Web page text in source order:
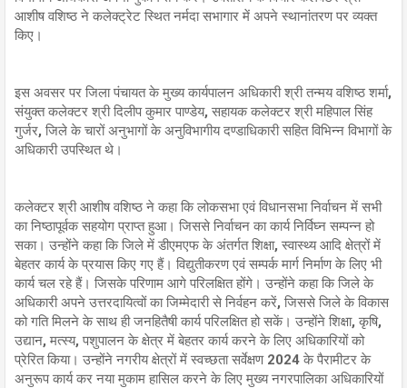
आशीष वशिष्ठ ने कलेक्ट्रेट स्थित नर्मदा सभागार में अपने स्थानांतरण पर व्यक्त
किए।
इस अवसर पर जिला पंचायत के मुख्य कार्यपालन अधिकारी श्री तन्मय वशिष्ठ शर्मा,
संयुक्त कलेक्टर श्री दिलीप कुमार पाण्डेय, सहायक कलेक्टर श्री महिपाल सिंह
गुर्जर, जिले के चारों अनुभागों के अनुविभागीय दण्डाधिकारी सहित विभिन्न विभागों के
अधिकारी उपस्थित थे।
कलेक्टर श्री आशीष वशिष्ठ ने कहा कि लोकसभा एवं विधानसभा निर्वाचन में सभी
का निष्ठापूर्वक सहयोग प्राप्त हुआ। जिससे निर्वाचन का कार्य निर्विघ्न सम्पन्न हो
सका। उन्होंने कहा कि जिले में डीएमएफ के अंतर्गत शिक्षा, स्वास्थ्य आदि क्षेत्रों में
बेहतर कार्य के प्रयास किए गए हैं। विद्युतीकरण एवं सम्पर्क मार्ग निर्माण के लिए भी
कार्य चल रहे हैं। जिसके परिणाम आगे परिलक्षित होंगे। उन्होंने कहा कि जिले के
अधिकारी अपने उत्तरदायित्वों का जिम्मेदारी से निर्वहन करें, जिससे जिले के विकास
को गति मिलने के साथ ही जनहितैषी कार्य परिलक्षित हो सकें। उन्होंने शिक्षा, कृषि,
उद्यान, मत्स्य, पशुपालन के क्षेत्र में बेहतर कार्य करने के लिए अधिकारियों को
प्रेरित किया। उन्होंने नगरीय क्षेत्रों में स्वच्छता सर्वेक्षण 2024 के पैरामीटर के
अनुरूप कार्य कर नया मुकाम हासिल करने के लिए मुख्य नगरपालिका अधिकारियों